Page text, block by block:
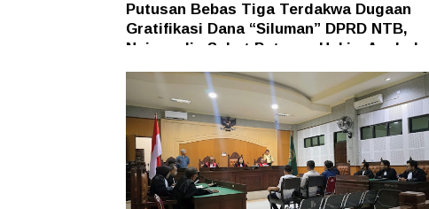
Putusan Bebas Tiga Terdakwa Dugaan
Gratifikasi Dana “Siluman” DPRD NTB,
Najamudin Sebut Putusan Hakim Aneh dan
Ganjil